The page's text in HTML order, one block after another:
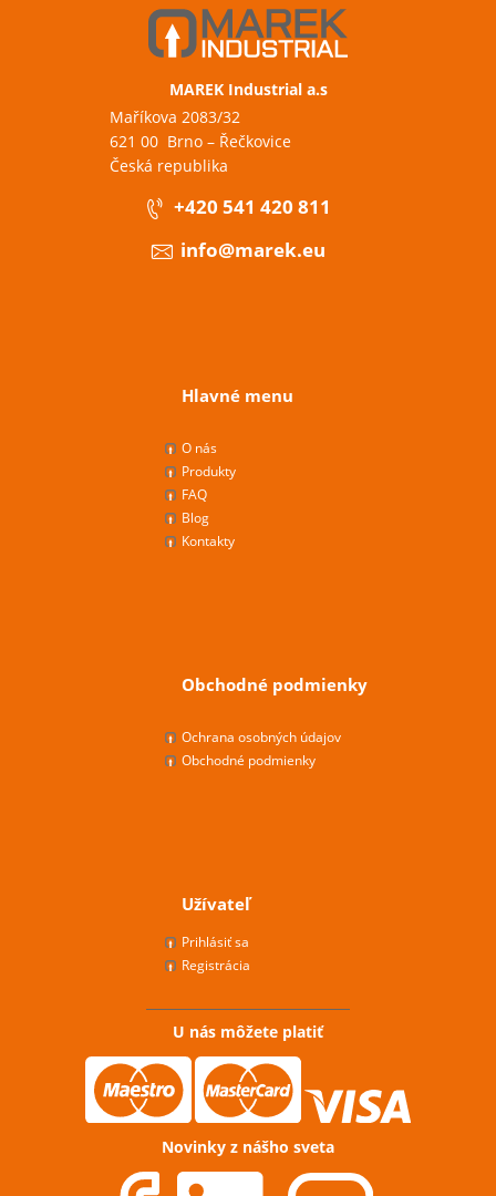
MAREK Industrial a.s
Maříkova 2083/32
621 00 Brno – Řečkovice
Česká republika
+420 541 420 811
info@marek.eu
Hlavné menu
O nás
Produkty
FAQ
Blog
Kontakty
Obchodné podmienky
Ochrana osobných údajov
Obchodné podmienky
Užívateľ
Prihlásiť sa
Registrácia
U nás môžete platiť
Novinky z nášho sveta